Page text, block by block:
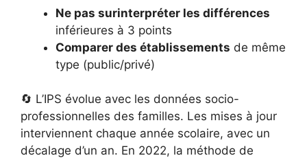
Ne pas surinterpréter les différences
inférieures à 3 points
Comparer des établissements de même
type (public/privé)
🔄 L’IPS évolue avec les données socio-
professionnelles des familles. Les mises à jour
interviennent chaque année scolaire, avec un
décalage d’un an. En 2022, la méthode de